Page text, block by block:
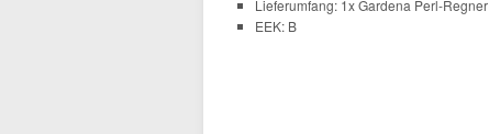
Lieferumfang: 1x Gardena Perl-
EEK: B